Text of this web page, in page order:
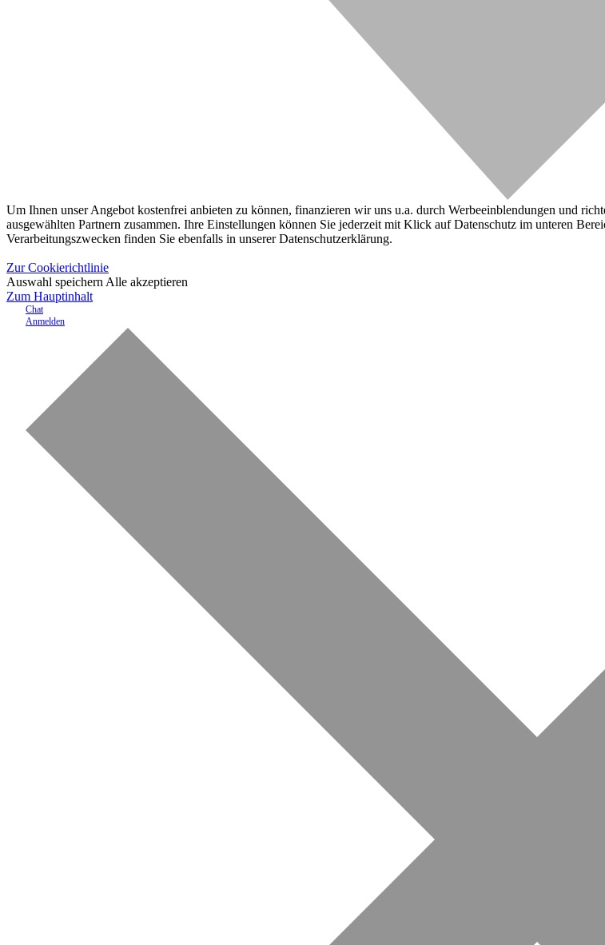
Um Ihnen unser Angebot kostenfrei anbieten zu können, finanzieren wir uns u.a. durch Werbeeinblendungen und
ausgewählten Partnern zusammen. Ihre Einstellungen können Sie jederzeit mit Klick auf Datenschutz im unteren
Verarbeitungszwecken finden Sie ebenfalls in unserer Datenschutzerklärung.
Zur Cookierichtlinie
Auswahl speichern Alle akzeptieren
Zum Hauptinhalt
Chat
Anmelden